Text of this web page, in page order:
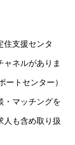
住支援センタ
ャネルがありま
ートセンター）
・マッチングを
人も含め取り扱